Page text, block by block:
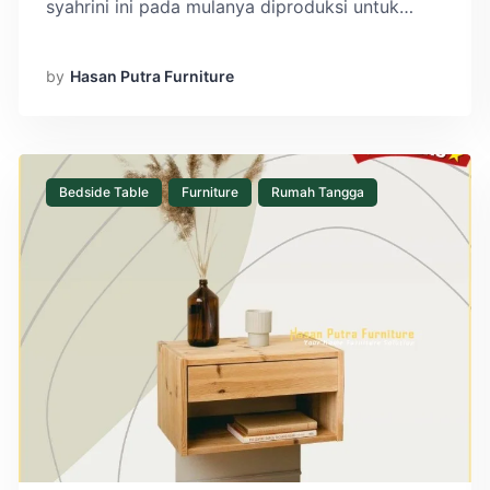
syahrini ini pada mulanya diproduksi untuk
produk Mebel Jati kursi syahrini ini untuk
menggunakan produk ini diindonesia […]
by Hasan Putra Furniture
Bedside Table Furniture Rumah Tangga